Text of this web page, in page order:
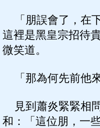
「朋誤會了，在
這裡是黑皇宗招待
微笑道。
「那為何先前他
見到蕭炎緊緊相
和：「這位朋，一